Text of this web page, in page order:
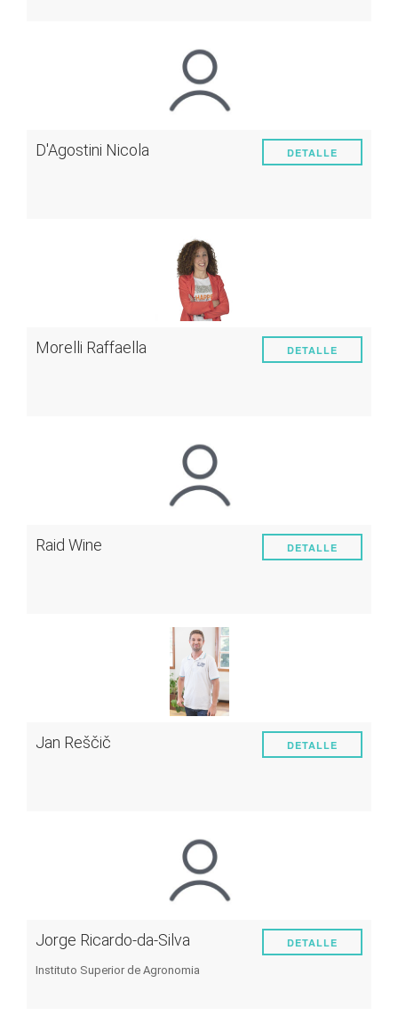
D'Agostini Nicola DETALLE
Morelli Raffaella DETALLE
Raid Wine DETALLE
Jan Reščič DETALLE
Jorge Ricardo-da-Silva
Instituto Superior de Agronomia
DETALLE